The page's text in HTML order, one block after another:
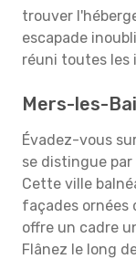
trouver
escapade
réuni toutes les
Mers-les-
Évadez-vous
se distingue
Cette ville
façades ornées
offre un cadre
Flânez le long